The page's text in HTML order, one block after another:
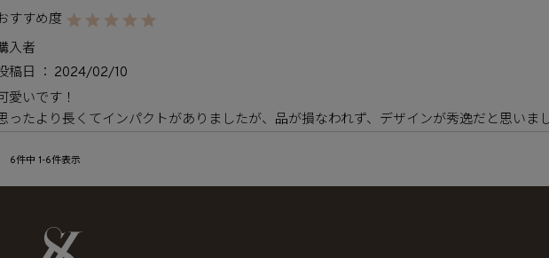
入者
稿日
2024/02/10
愛いです！
ったより長くてインパクトがありましたが、品が損なわれず、デザインが秀逸だと思いま
6件中 1-6件表示